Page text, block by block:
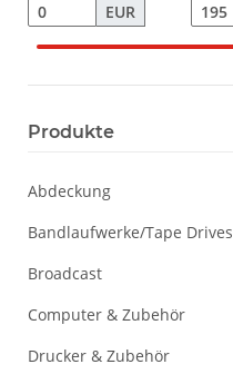
EUR
Produkte
Abdeckung
Bandlaufwerke/Tape Drives
Broadcast
Computer & Zubehör
Drucker & Zubehör